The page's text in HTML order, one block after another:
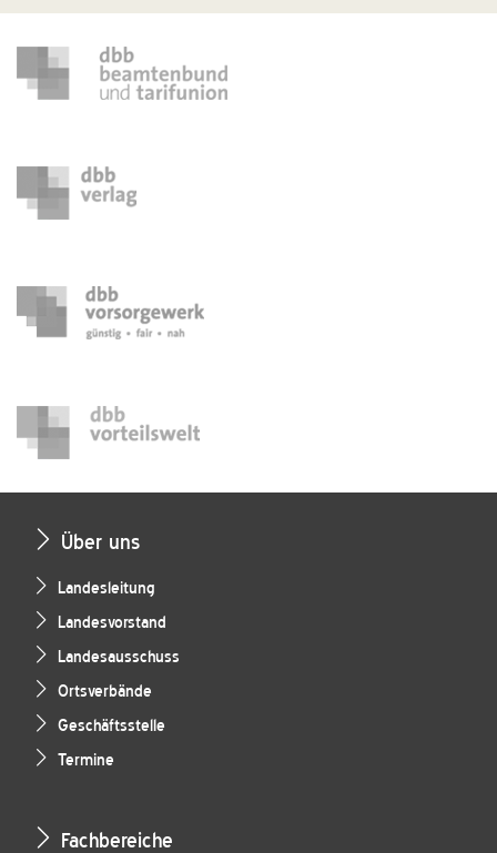
Über uns
Landesleitung
Landesvorstand
Landesausschuss
Ortsverbände
Geschäftsstelle
Termine
Fachbereiche